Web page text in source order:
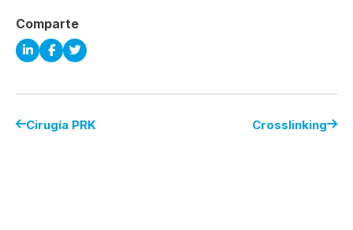
Comparte
Cirugía PRK Crosslinking